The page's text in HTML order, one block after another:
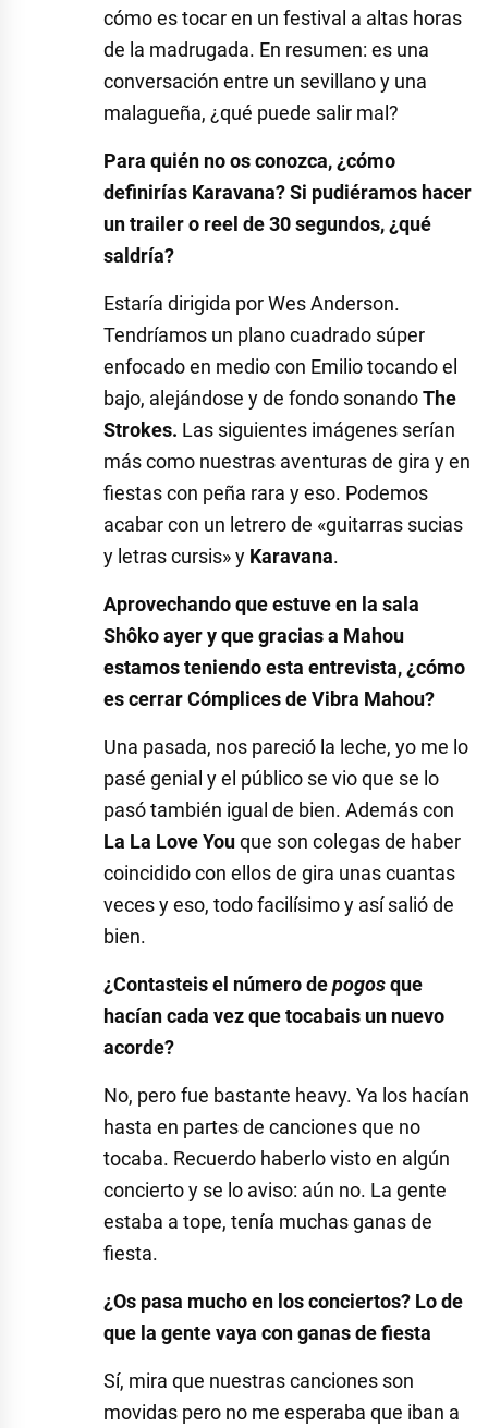
cómo es tocar en un festival a altas horas
de la madrugada. En resumen: es una
conversación entre un sevillano y una
malagueña, ¿qué puede salir mal?
Para quién no os conozca, ¿cómo
definirías Karavana? Si pudiéramos hacer
un trailer o reel de 30 segundos, ¿qué
saldría?
Estaría dirigida por Wes Anderson.
Tendríamos un plano cuadrado súper
enfocado en medio con Emilio tocando el
bajo, alejándose y de fondo sonandoThe
Strokes. Las siguientes imágenes serían
más como nuestras aventuras de gira y en
fiestas con peña rara y eso. Podemos
acabar con un letrero de «guitarras sucias
y letras cursis» y Karavana.
Aprovechando que estuve en la sala
Shôko ayer y que gracias a Mahou
estamos teniendo esta entrevista, ¿cómo
es cerrar Cómplices de Vibra Mahou?
Una pasada, nos pareció la leche, yo me lo
pasé genial y el público se vio que se lo
pasó también igual de bien. Además con
La La Love Youque son colegas de haber
coincidido con ellos de gira unas cuantas
veces y eso, todo facilísimo y así salió de
bien.
¿Contasteis el número depogosque
hacían cada vez que tocabais un nuevo
acorde?
No, pero fue bastante heavy. Ya los hacían
hasta en partes de canciones que no
tocaba. Recuerdo haberlo visto en algún
concierto y se lo aviso: aún no. La gente
estaba a tope, tenía muchas ganas de
fiesta.
¿Os pasa mucho en los conciertos? Lo de
que la gente vaya con ganas de fiesta
Sí, mira que nuestras canciones son
movidas pero no me esperaba que iban a